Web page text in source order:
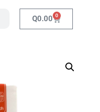
Q0.00 0